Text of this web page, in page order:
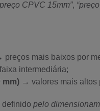
CPVC 15mm”,
preços mais baixos por
intermediária;
mm) → valores mais altos
definidopelo